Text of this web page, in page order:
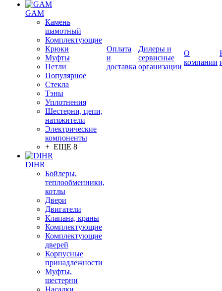
GAM
Камень
шамотный
Комплектующие
Крюки
Муфты
Петли
Популярное
Стекла
Тэны
Уплотнения
Шестерни, цепи,
натяжители
Электрические
компоненты
+ ЕЩЕ 8
DIHR
Бойлеры,
теплообменники,
котлы
Двери
Двигатели
Клапана, краны
Комплектующие
Комплектующие
дверей
Корпусные
принадлежности
Муфты,
шестерни
Насадки
Оплата
и
доставка
Дилеры и
сервисные
организации
О
компании